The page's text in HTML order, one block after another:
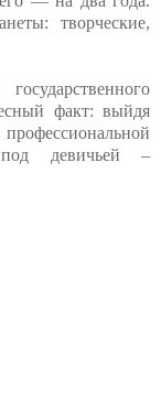
творческие,
факт: выйдя
под девичьей –